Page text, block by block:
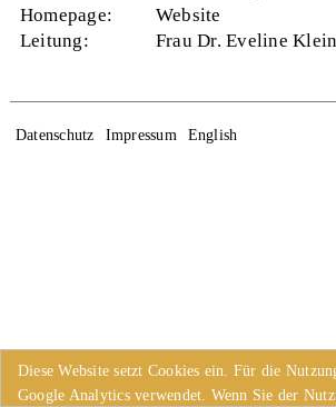
Homepage:
Website
Leitung:
Frau Dr. Eveline Klein
Datenschutz Impressum English
Diese Website setzt Cookies ein. Für die
Google Analytics verwendet. Wenn Sie der